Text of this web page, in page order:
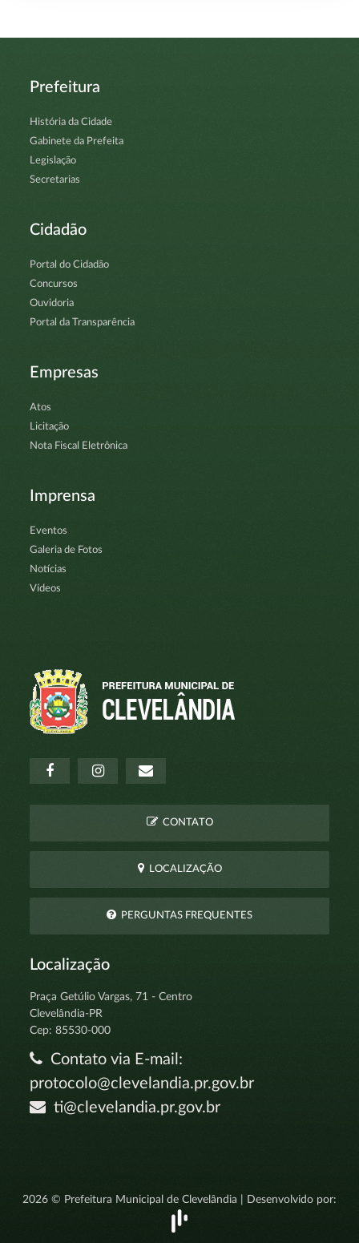
Prefeitura
História da Cidade
Gabinete da Prefeita
Legislação
Secretarias
Cidadão
Portal do Cidadão
Concursos
Ouvidoria
Portal da Transparência
Empresas
Atos
Licitação
Nota Fiscal Eletrônica
Imprensa
Eventos
Galeria de Fotos
Notícias
Vídeos
CONTATO
LOCALIZAÇÃO
PERGUNTAS FREQUENTES
Localização
Praça Getúlio Vargas, 71 - Centro
Clevelândia-PR
Cep: 85530-000
Contato via E-mail:
protocolo@clevelandia.pr.gov.br
ti@clevelandia.pr.gov.br
2026 © Prefeitura Municipal de Clevelândia | Desenvolvido por: